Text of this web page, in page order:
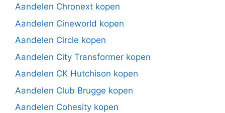
Aandelen Chronext kopen
Aandelen Cineworld kopen
Aandelen Circle kopen
Aandelen City Transformer kopen
Aandelen CK Hutchison kopen
Aandelen Club Brugge kopen
Aandelen Cohesity kopen